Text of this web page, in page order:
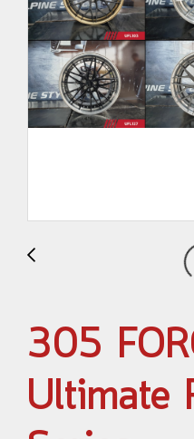
305
Ultimate